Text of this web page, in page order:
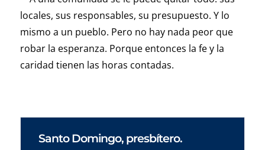
locales, sus responsables, su presupuesto. Y lo
mismo a un pueblo. Pero no hay nada peor que
robar la esperanza. Porque entonces la fe y la
caridad tienen las horas contadas.
Santo Domingo, presbítero.